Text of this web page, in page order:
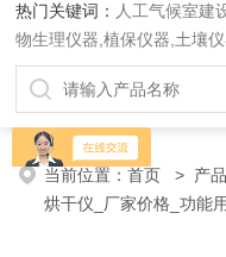
热门关键词： 人工气候室建
物生理仪器,植保仪器,土壤
当前位置：首页 > 产
烘干仪_厂家价格_功能